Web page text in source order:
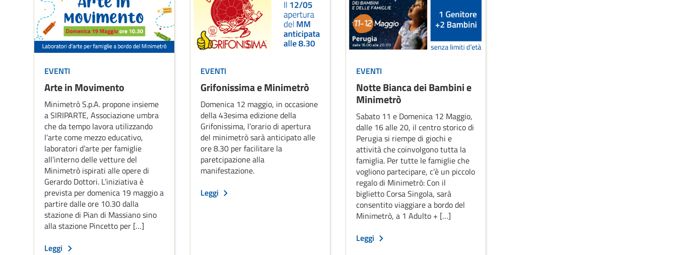
EVENTI
Arte in Movimento
Minimetrò S.p.A. propone insieme
a SIRIPARTE, Associazione umbra
che da tempo lavora utilizzando
l’arte come mezzo educativo,
laboratori d’arte per famiglie
all’interno delle vetture del
Minimetrò ispirati alle opere di
Gerardo Dottori. L’iniziativa è
prevista per domenica 19 maggio a
partire dalle ore 10.30 dalla
stazione di Pian di Massiano sino
alla stazione Pincetto per […]
Leggi
EVENTI
Grifonissima e Minimetrò
Domenica 12 maggio, in occasione
della 43esima edizione della
Grifonissima, l’orario di apertura
del minimetrò sarà anticipato alle
ore 8.30 per facilitare la
paretcipazione alla
manifestazione.
Leggi
EVENTI
Notte Bianca dei Bambini e
Minimetrò
Sabato 11 e Domenica 12 Maggio,
dalle 16 alle 20, il centro storico di
Perugia si riempe di giochi e
attività che coinvolgono tutta la
famiglia. Per tutte le famiglie che
vogliono partecipare, c’è un piccolo
regalo di Minimetrò: Con il
biglietto Corsa Singola, sarà
consentito viaggiare a bordo del
Minimetrò, a 1 Adulto + […]
Leggi